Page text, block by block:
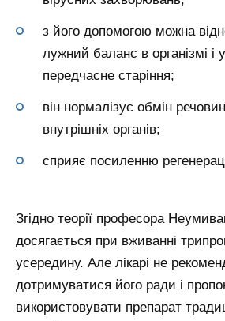
з його допомогою можна
лужний баланс в організмі і
передчасне старіння;
він нормалізує обмін
внутрішніх органів;
сприяє посиленню
Згідно теорії професора
досягається при вживанні
усередину. Але лікарі не
дотримуватися його ради і
використовувати препарат